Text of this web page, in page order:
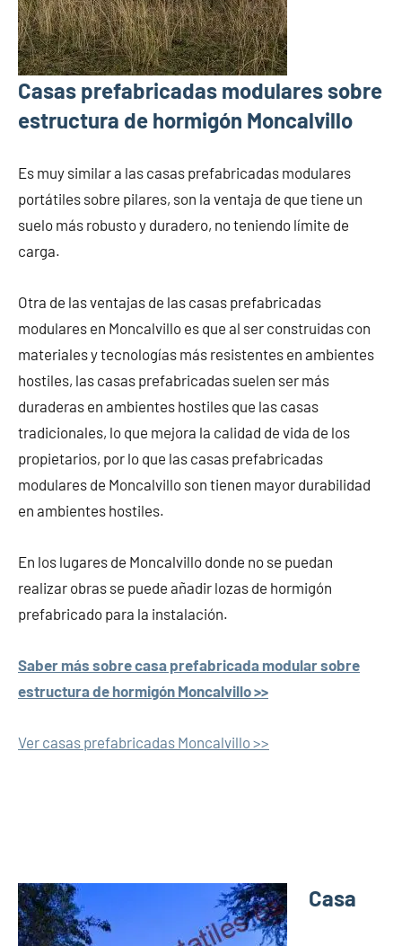
Casas prefabricadas modulares sobre
estructura de hormigón Moncalvillo
Es muy similar a las casas prefabricadas modulares
portátiles sobre pilares, son la ventaja de que tiene un
suelo más robusto y duradero, no teniendo límite de
carga.
Otra de las ventajas de las casas prefabricadas
modulares en Moncalvillo es que al ser construidas con
materiales y tecnologías más resistentes en ambientes
hostiles, las casas prefabricadas suelen ser más
duraderas en ambientes hostiles que las casas
tradicionales, lo que mejora la calidad de vida de los
propietarios, por lo que las casas prefabricadas
modulares de Moncalvillo son tienen mayor durabilidad
en ambientes hostiles.
En los lugares de Moncalvillo donde no se puedan
realizar obras se puede añadir lozas de hormigón
prefabricado para la instalación.
Saber más sobre casa prefabricada modular sobre
estructura de hormigón Moncalvillo >>
Ver casas prefabricadas Moncalvillo >>
Casa